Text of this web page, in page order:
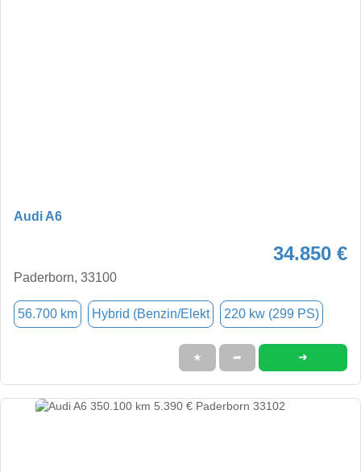
Audi A6
34.850 €
Paderborn, 33100
56.700 km Hybrid (Benzin/Elekt 220 kw (299 PS)
★ ➦ ➜